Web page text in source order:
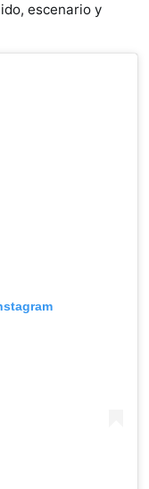
escenario y